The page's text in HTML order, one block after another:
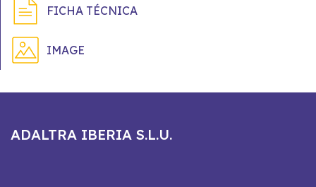
FICHA TÉCNICA
IMAGE
ADALTRA IBERIA S.L.U.